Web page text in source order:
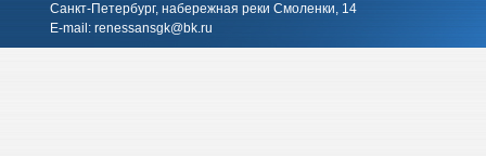
Санкт-Петербург, набережная реки Смоленки, 14
E-mail: renessansgk@bk.ru